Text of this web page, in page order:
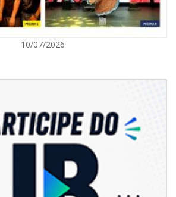
10/07/2026